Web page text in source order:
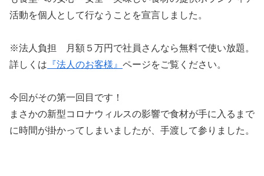
活動を個人として行なうことを宣言しました。
※法人負担 月額５万円で社員さんなら無料で使い放題。
詳しくは 『法人のお客様』 ページをご覧ください。
今回がその第一回目です！
まさかの新型コロナウィルスの影響で食材が手に入るまで
に時間が掛かってしまいましたが、手渡して参りました。